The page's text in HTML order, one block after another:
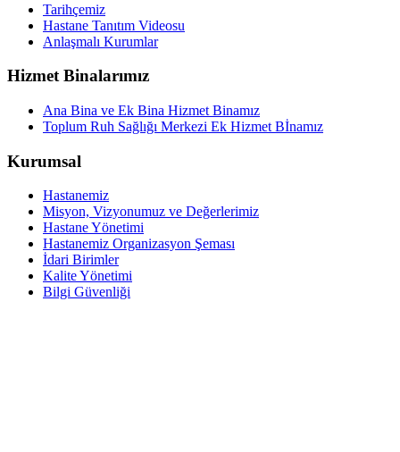
Tarihçemiz
Hastane Tanıtım Videosu
Anlaşmalı Kurumlar
Hizmet Binalarımız
Ana Bina ve Ek Bina Hizmet Binamız
Toplum Ruh Sağlığı Merkezi Ek Hizmet Bİnamız
Kurumsal
Hastanemiz
Misyon, Vizyonumuz ve Değerlerimiz
Hastane Yönetimi
Hastanemiz Organizasyon Şeması
İdari Birimler
Kalite Yönetimi
Bilgi Güvenliği